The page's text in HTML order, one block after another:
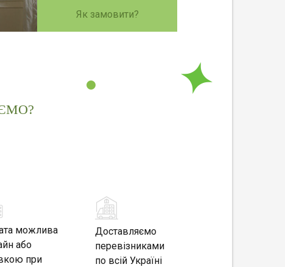
Як замовити?
можлива
або
при
Доставляємо
перевізниками
по всій Україні